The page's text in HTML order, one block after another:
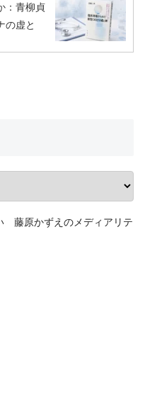
：青柳貞
の虚と
藤原かずえのメディアリテ